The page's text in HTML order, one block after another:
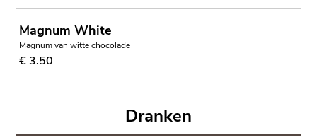
Magnum White
Magnum van witte chocolade
€ 3.50
Dranken